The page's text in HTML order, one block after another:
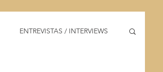
ENTREVISTAS / INTERVIEWS